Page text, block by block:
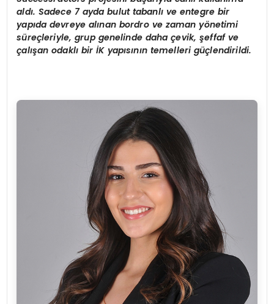
aldı. Sadece 7 ayda bulut tabanlı ve entegre bir
yapıda devreye alınan bordro ve zaman yönetimi
süreçleriyle, grup genelinde daha çevik,şeffaf ve
çalışan odaklı bir İK yapısının temelleri güçlendirildi.